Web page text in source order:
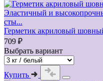
Эластичный и
сты...
Герметик акриловый
709 ₽
Выбрать вариант
Купить